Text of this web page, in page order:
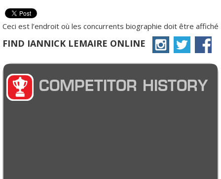
Ceci est l’endroit où les concurrents biographie doit être affiché
FIND IANNICK LEMAIRE ONLINE
COMPETITOR HISTORY